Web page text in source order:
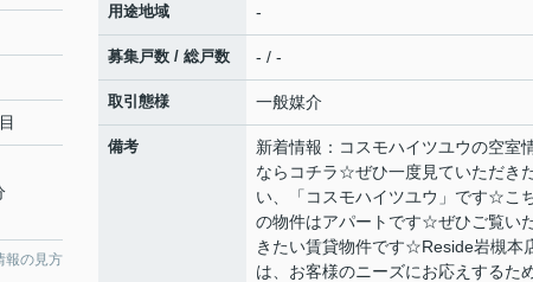
報の見方
用途地域 -
募集戸数 / 総戸数 - / -
取引態様 一般媒介
備考
新着情報：コスモハイツユウの空室
ならコチラ☆ぜひ一度見ていただき
い、「コスモハイツユウ」です☆こ
の物件はアパートです☆ぜひご覧い
きたい賃貸物件です☆Reside岩槻本
は、お客様のニーズにお応えするた